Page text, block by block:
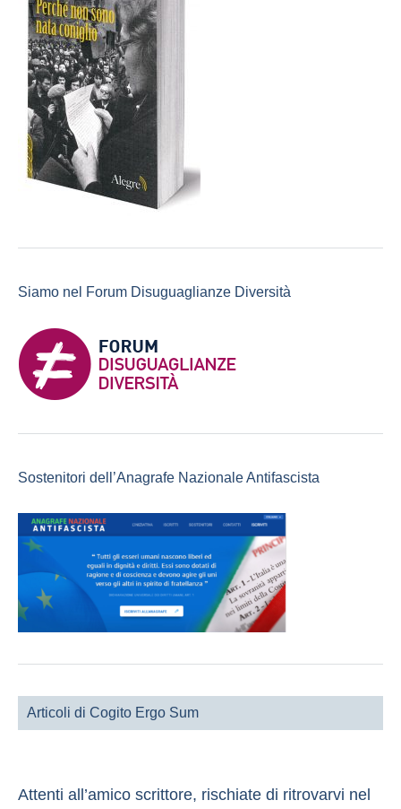
Siamo nel Forum Disuguaglianze Diversità
Sostenitori dell’Anagrafe Nazionale Antifascista
Articoli di Cogito Ergo Sum
Attenti all’amico scrittore, rischiate di ritrovarvi nel